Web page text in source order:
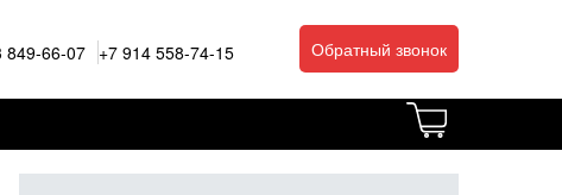
849-66-07 +7 914 558-74-15 Обратный звонок